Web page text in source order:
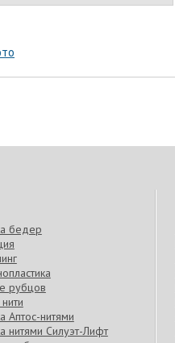
бедер
рубцов
Аптос-нитями
нитями Силуэт-Лифт